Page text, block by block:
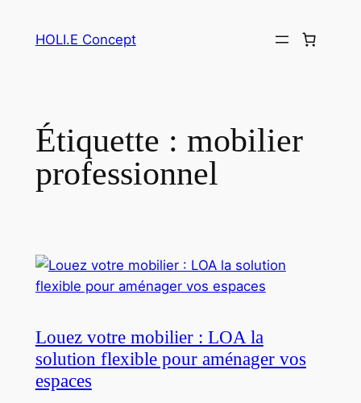
HOLI.E Concept
Étiquette : mobilier
professionnel
Louez votre mobilier : LOA la
solution flexible pour aménager vos
espaces